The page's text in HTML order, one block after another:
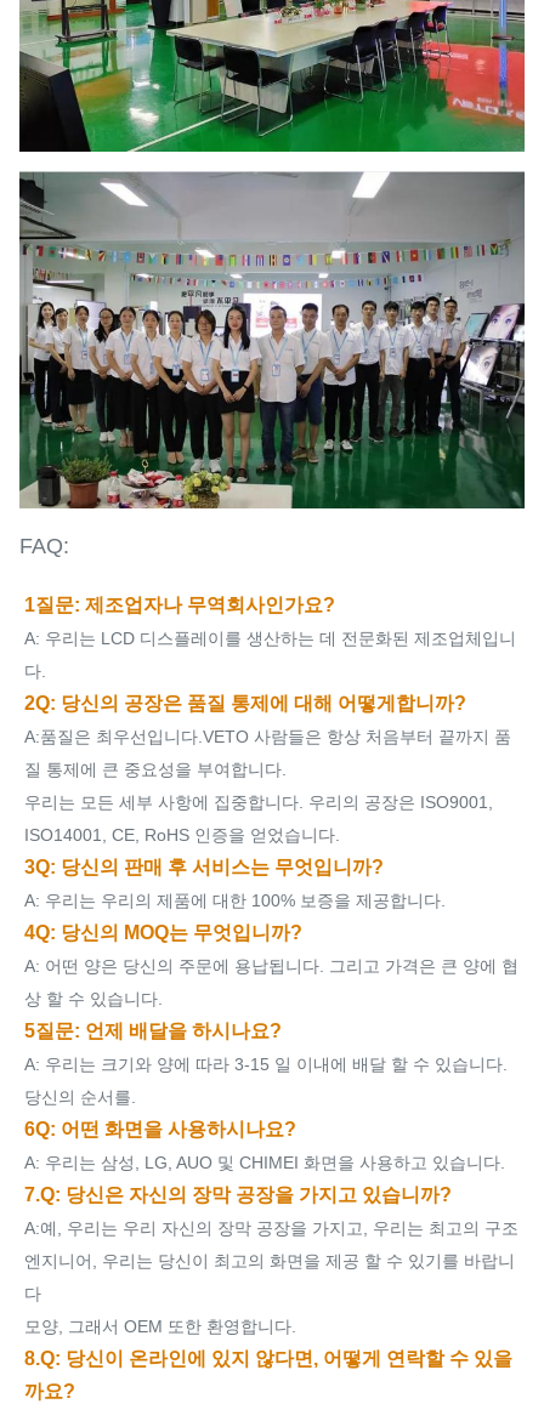
FAQ:
1질문: 제조업자나 무역회사인가요?
A: 우리는 LCD 디스플레이를 생산하는 데 전문화된 제조업체입니
다.
2Q: 당신의 공장은 품질 통제에 대해 어떻게합니까?
A:품질은 최우선입니다.VETO 사람들은 항상 처음부터 끝까지 품
질 통제에 큰 중요성을 부여합니다.
우리는 모든 세부 사항에 집중합니다. 우리의 공장은 ISO9001,
ISO14001, CE, RoHS 인증을 얻었습니다.
3Q: 당신의 판매 후 서비스는 무엇입니까?
A: 우리는 우리의 제품에 대한 100% 보증을 제공합니다.
4Q: 당신의 MOQ는 무엇입니까?
A: 어떤 양은 당신의 주문에 용납됩니다. 그리고 가격은 큰 양에 협
상 할 수 있습니다.
5질문: 언제 배달을 하시나요?
A: 우리는 크기와 양에 따라 3-15 일 이내에 배달 할 수 있습니다.
당신의 순서를.
6Q: 어떤 화면을 사용하시나요?
A: 우리는 삼성, LG, AUO 및 CHIMEI 화면을 사용하고 있습니다.
7.Q: 당신은 자신의 장막 공장을 가지고 있습니까?
A:예, 우리는 우리 자신의 장막 공장을 가지고, 우리는 최고의 구조
엔지니어, 우리는 당신이 최고의 화면을 제공 할 수 있기를 바랍니
다
모양, 그래서 OEM 또한 환영합니다.
8.Q: 당신이 온라인에 있지 않다면, 어떻게 연락할 수 있을
까요?